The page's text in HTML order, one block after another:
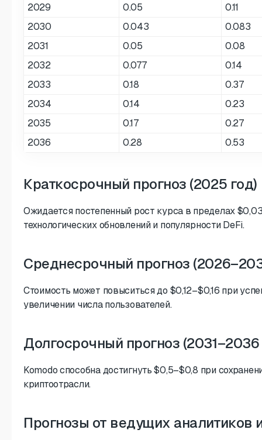
2029
0.05
0.11
2030
0.043
0.083
2031
0.05
0.08
2032
0.077
0.14
2033
0.18
0.37
2034
0.14
0.23
2035
0.17
0.27
2036
0.28 0.53
Краткосрочный прогноз (2025 год)
Ожидается постепенный рост курса в пределах
технологических обновлений и популярности DeFi.
Среднесрочный прогноз
Стоимость может повыситься до $0,12–$0,16 при
увеличении числа пользователей.
Долгосрочный прогноз
Komodo способна достигнуть $0,5–$0,8 при
криптоотрасли.
Прогнозы от ведущих аналитиков